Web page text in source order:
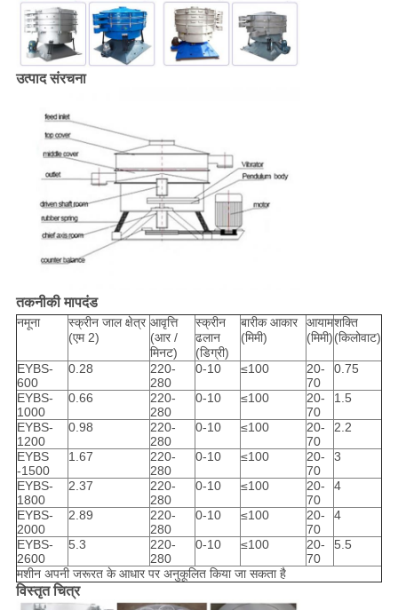
उत्पाद संरचना
तकनीकी मापदंड
नमूना
स्क्रीन जाल क्षेत्र
(एम 2)
आवृत्ति
(आर /
मिनट)
स्क्रीन
ढलान
(डिग्री)
बारीक आकार
(मिमी)
आयाम
(मिमी)
शक्ति
(किलोवाट)
EYBS-
600
0.28
220-
280
0-10 ≤100
20-
70
0.75
EYBS-
1000
0.66
220-
280
0-10 ≤100
20-
70
1.5
EYBS-
1200
0.98
220-
280
0-10 ≤100
20-
70
2.2
EYBS
-1500
1.67
220-
280
0-10 ≤100
20-
70
3
EYBS-
1800
2.37
220-
280
0-10 ≤100
20-
70
4
EYBS-
2000
2.89
220-
280
0-10 ≤100
20-
70
4
EYBS-
2600
5.3
220-
280
0-10 ≤100
20-
70
5.5
मशीन अपनी जरूरत के आधार पर अनुकूलित किया जा सकता है
विस्तृत चित्र